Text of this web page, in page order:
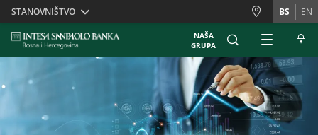
Skiplinks
STANOVNIŠTVO BS EN
NAŠA
GRUPA